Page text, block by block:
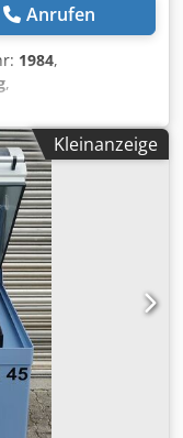
Anrufen
1984,
,
1.700 mm, Art
Risstaler riv Rivo
Vorschub 30
Kleinanzeige